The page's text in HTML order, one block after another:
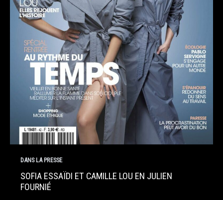
DANS LA PRESSE
SOFIA ESSAÏDI ET CAMILLE LOU EN JULIEN
FOURNIÉ